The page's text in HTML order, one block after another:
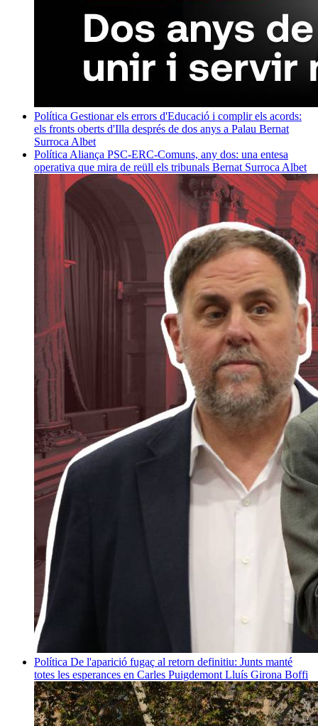
Política Gestionar els errors d'Educació i complir els acords:
els fronts oberts d'Illa després de dos anys a Palau Bernat
Surroca Albet
Política Aliança PSC-ERC-Comuns, any dos: una entesa
operativa que mira de reüll els tribunals Bernat Surroca Albet
Política De l'aparició fugaç al retorn definitiu: Junts manté
totes les esperances en Carles Puigdemont Lluís Girona Boffi